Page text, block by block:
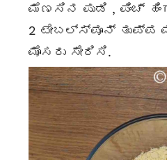
ಮೆಣಸಿನ ಪುಡಿ , ಪಿಂಚ್
2 ಟೇಬಲ್ಸ್ಪೂನ್ ತುಪ್ಪ
ಮೊಸರು ಸೇರಿಸಿ.